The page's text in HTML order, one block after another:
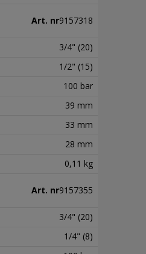
Art. nr9157318
3/4" (20)
1/2" (15)
100 bar
39 mm
33 mm
28 mm
0,11 kg
Art. nr9157355
3/4" (20)
1/4" (8)